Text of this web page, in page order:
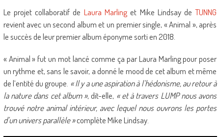
Le projet collaboratif de Laura Marling et Mike Lindsay deTUNNG
revient avec un second album et un premier single, « Animal », après
le succès de leur premier album éponyme sorti en 2018.
« Animal » fut un mot lancé comme ça par Laura Marling pour poser
un rythme et, sans le savoir, a donné le mood de cet album et même
de l’entité du groupe. « Il y a une aspiration à l’hédonisme, au retour à
la nature dans cet album », dit-elle, « et à travers LUMP nous avons
trouvé notre animal intérieur, avec lequel nous ouvrons les portes
d’un univers parallèle »complète Mike Lindsay.